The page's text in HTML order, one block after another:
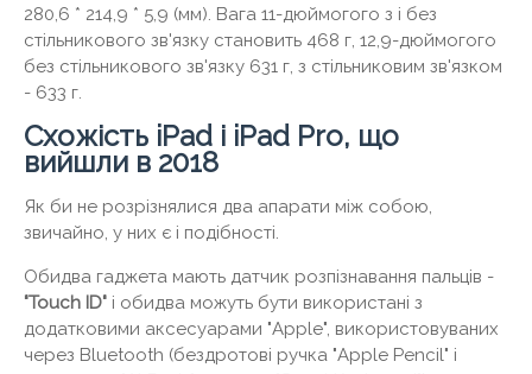
280,6 * 214,9 * 5,9 (мм). Вага 11-дюймогого з і без
стільникового зв'язку становить 468 г, 12,9-дюймогого
без стільникового зв'язку 631 г, з стільниковим зв'язком
- 633 г.
Схожість iPad і iPad Pro, що
вийшли в 2018
Як би не розрізнялися два апарати між собою,
звичайно, у них є і подібності.
Обидва гаджета мають датчик розпізнавання пальців -
"Touch ID" і обидва можуть бути використані з
додатковими аксесуарами "Apple", використовуваних
через Bluetooth (бездротові ручка "Apple Pencil" і